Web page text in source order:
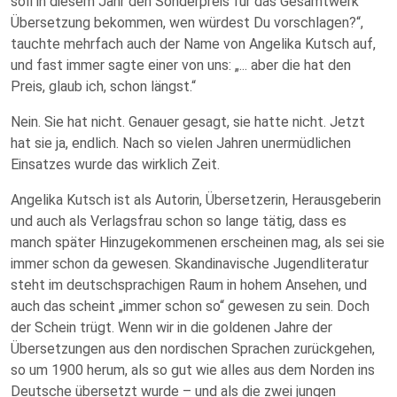
Übersetzung bekommen, wen würdest Du vorschlagen?“,
tauchte mehrfach auch der Name von Angelika Kutsch auf,
und fast immer sagte einer von uns: „... aber die hat den
Preis, glaub ich, schon längst.“
Nein. Sie hat nicht. Genauer gesagt, sie hatte nicht. Jetzt
hat sie ja, endlich. Nach so vielen Jahren unermüdlichen
Einsatzes wurde das wirklich Zeit.
Angelika Kutsch ist als Autorin, Übersetzerin, Herausgeberin
und auch als Verlagsfrau schon so lange tätig, dass es
manch später Hinzugekommenen erscheinen mag, als sei sie
immer schon da gewesen. Skandinavische Jugendliteratur
steht im deutschsprachigen Raum in hohem Ansehen, und
auch das scheint „immer schon so“ gewesen zu sein. Doch
der Schein trügt. Wenn wir in die goldenen Jahre der
Übersetzungen aus den nordischen Sprachen zurückgehen,
so um 1900 herum, als so gut wie alles aus dem Norden ins
Deutsche übersetzt wurde – und als die zwei jungen